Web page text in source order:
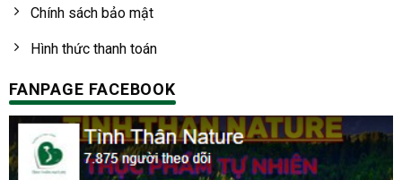
Chính sách bảo mật
Hình thức thanh toán
FANPAGE FACEBOOK